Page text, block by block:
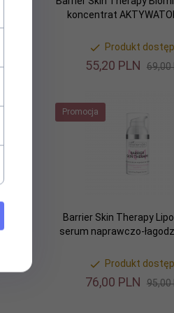
koncentrat
Produkt
55,20 PLN 69,00
SPF
Promocja
Barrier Skin Therapy
serum naprawczo-
Produkt
76,00 PLN 95,00